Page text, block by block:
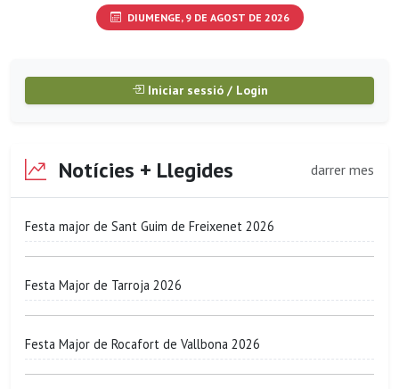
DIUMENGE, 9 DE AGOST DE 2026
Iniciar sessió / Login
Notícies + Llegides darrer mes
Festa major de Sant Guim de Freixenet 2026
Festa Major de Tarroja 2026
Festa Major de Rocafort de Vallbona 2026